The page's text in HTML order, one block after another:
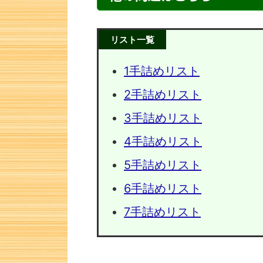
リスト一覧
1手詰めリスト
2手詰めリスト
3手詰めリスト
4手詰めリスト
5手詰めリスト
6手詰めリスト
7手詰めリスト
次の一手問題・1